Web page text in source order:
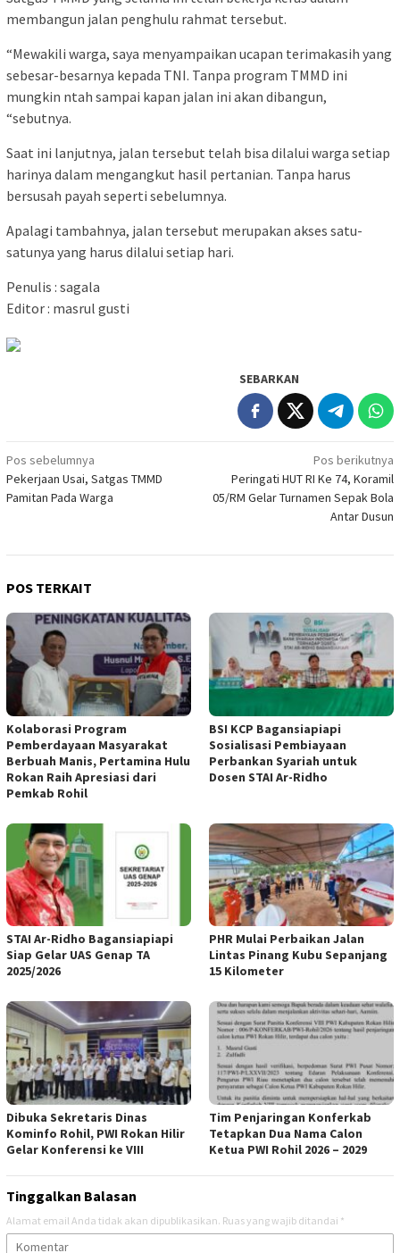
membangun jalan penghulu rahmat tersebut.
“Mewakili warga, saya menyampaikan ucapan terimakasih yang
sebesar-besarnya kepada TNI. Tanpa program TMMD ini
mungkin ntah sampai kapan jalan ini akan dibangun,
“sebutnya.
Saat ini lanjutnya, jalan tersebut telah bisa dilalui warga setiap
harinya dalam mengangkut hasil pertanian. Tanpa harus
bersusah payah seperti sebelumnya.
Apalagi tambahnya, jalan tersebut merupakan akses satu-
satunya yang harus dilalui setiap hari.
Penulis : sagala
Editor : masrul gusti
SEBARKAN
Navigasi
pos
Pos sebelumnya
Pekerjaan Usai, Satgas TMMD
Pamitan Pada Warga
Pos berikutnya
Peringati HUT RI Ke 74, Koramil
05/RM Gelar Turnamen Sepak Bola
Antar Dusun
POS TERKAIT
Kolaborasi Program
Pemberdayaan Masyarakat
Berbuah Manis, Pertamina Hulu
Rokan Raih Apresiasi dari
Pemkab Rohil
BSI KCP Bagansiapiapi
Sosialisasi Pembiayaan
Perbankan Syariah untuk
Dosen STAI Ar-Ridho
STAI Ar-Ridho Bagansiapiapi
Siap Gelar UAS Genap TA
2025/2026
PHR Mulai Perbaikan Jalan
Lintas Pinang Kubu Sepanjang
15 Kilometer
Dibuka Sekretaris Dinas
Kominfo Rohil, PWI Rokan Hilir
Gelar Konferensi ke VIII
Tim Penjaringan Konferkab
Tetapkan Dua Nama Calon
Ketua PWI Rohil 2026 – 2029
Tinggalkan Balasan
Alamat email Anda tidak akan dipublikasikan. Ruas yang wajib ditandai *